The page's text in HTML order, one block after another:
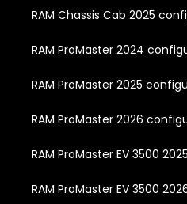
RAM Chassis Cab 2025
RAM ProMaster 2024
RAM ProMaster 2025
RAM ProMaster 2026
RAM ProMaster EV 3500
RAM ProMaster EV 3500